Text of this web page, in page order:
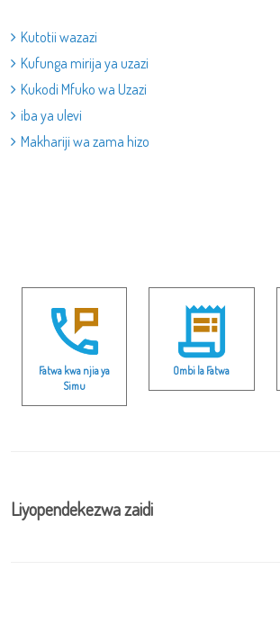
Kutotii wazazi
Kufunga mirija ya uzazi
Kukodi Mfuko wa Uzazi
iba ya ulevi
Makhariji wa zama hizo
Fatwa kwa njia ya
Simu
Ombi la Fatwa
Liyopendekezwa zaidi